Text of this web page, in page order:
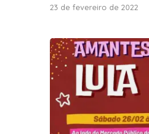
23 de fevereiro de 2022